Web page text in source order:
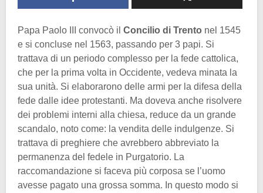
Papa Paolo III convocò il Concilio di Trento nel 1545
e si concluse nel 1563, passando per 3 papi. Si
trattava di un periodo complesso per la fede cattolica,
che per la prima volta in Occidente, vedeva minata la
sua unità. Si elaborarono delle armi per la difesa della
fede dalle idee protestanti. Ma doveva anche risolvere
dei problemi interni alla chiesa, reduce da un grande
scandalo, noto come: la vendita delle indulgenze. Si
trattava di preghiere che avrebbero abbreviato la
permanenza del fedele in Purgatorio. La
raccomandazione si faceva più corposa se l’uomo
avesse pagato una grossa somma. In questo modo si